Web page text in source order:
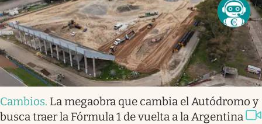
Cambios. La megaobra que cambia el Autódromo y
busca traer la Fórmula 1 de vuelta a la Argentina